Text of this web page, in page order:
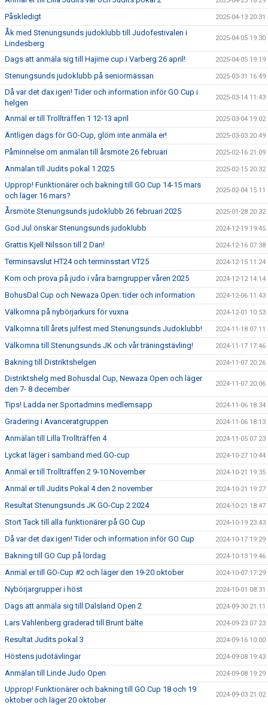
Påskledigt 2025-04-13 20:31
Åk med Stenungsunds judoklubb till Judofestivalen i
Lindesberg
2025-04-05 19:30
Dags att anmäla sig till Hajime cup i Varberg 26 april! 2025-04-05 19:19
Stenungsunds judoklubb på seniormässan 2025-03-31 16:49
Då var det dax igen! Tider och information inför GO Cup i
helgen
2025-03-14 11:43
Anmäl er till Trollträffen 1 12-13 april 2025-03-04 19:02
Äntligen dags för GO-Cup, glöm inte anmäla er! 2025-03-03 20:49
Påminnelse om anmälan till årsmöte 26 februari 2025-02-16 21:09
Anmälan till Judits pokal 1 2025 2025-02-15 20:32
Upprop! Funktionärer och bakning till GO Cup 14-15 mars
och läger 16 mars?
2025-02-04 15:11
Årsmöte Stenungsunds judoklubb 26 februari 2025 2025-01-28 20:32
God Jul önskar Stenungsunds judoklubb 2024-12-19 19:45
Grattis Kjell Nilsson till 2 Dan! 2024-12-16 07:38
Terminsavslut HT24 och terminsstart VT25 2024-12-15 11:24
Kom och prova på judo i våra barngrupper våren 2025 2024-12-12 14:14
BohusDal Cup och Newaza Open: tider och information 2024-12-06 11:43
Välkomna på nybörjarkurs för vuxna 2024-12-01 10:53
Välkomna till årets julfest med Stenungsunds Judoklubb! 2024-11-18 07:11
Välkomna till Stenungsunds JK och vår träningstävling! 2024-11-17 17:46
Bakning till Distriktshelgen 2024-11-07 20:26
Distriktshelg med Bohusdal Cup, Newaza Open och läger
den 7- 8 december
2024-11-07 20:06
Tips! Ladda ner Sportadmins medlemsapp 2024-11-06 18:34
Gradering i Avanceratgruppen 2024-11-06 18:13
Anmälan till Lilla Trollträffen 4 2024-11-05 07:23
Lyckat läger i samband med GO-cup 2024-10-27 10:44
Anmäl er till Trollträffen 2 9-10 November 2024-10-21 19:35
Anmäl er till Judits Pokal 4 den 2 november 2024-10-21 19:27
Resultat Stenungsunds JK GO-Cup 2 2024 2024-10-21 18:47
Stort Tack till alla funktionärer på GO Cup 2024-10-19 23:43
Då var det dax igen! Tider och information inför GO Cup 2024-10-17 19:29
Bakning till GO Cup på lördag 2024-10-13 19:46
Anmäl er till GO-Cup #2 och läger den 19-20 oktober 2024-10-07 17:29
Nybörjargrupper i höst 2024-10-01 08:31
Dags att anmäla sig till Dalsland Open 2 2024-09-30 21:11
Lars Vahlenberg graderad till Brunt bälte 2024-09-23 07:23
Resultat Judits pokal 3 2024-09-16 10:00
Höstens judotävlingar 2024-09-08 19:43
Anmälan till Linde Judo Open 2024-09-08 19:29
Upprop! Funktionärer och bakning till GO Cup 18 och 19
oktober och läger 20 oktober
2024-09-03 21:02